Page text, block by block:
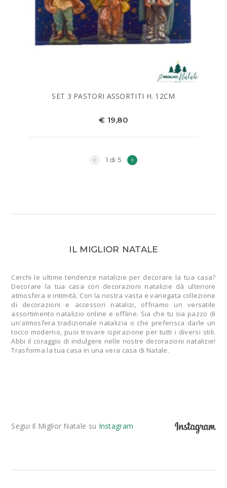
SET 3 PASTORI ASSORTITI H. 12CM
€ 19,80
‹ 1 di 5 ›
IL MIGLIOR NATALE
Cerchi le ultime tendenze natalizie per decorare la tua casa?
Decorare la tua casa con decorazioni natalizie dà ulteriore
atmosfera e intimità. Con la nostra vasta e variegata collezione
di decorazioni e accessori natalizi, offriamo un versatile
assortimento natalizio online e offline. Sia che tu sia pazzo di
un'atmosfera tradizionale natalizia o che preferisca darle un
tocco moderno, puoi trovare ispirazione per tutti i diversi stili.
Abbi il coraggio di indulgere nelle nostre decorazioni natalizie!
Trasforma la tua casa in una vera casa di Natale.
Segui Il Miglior Natale su Instagram